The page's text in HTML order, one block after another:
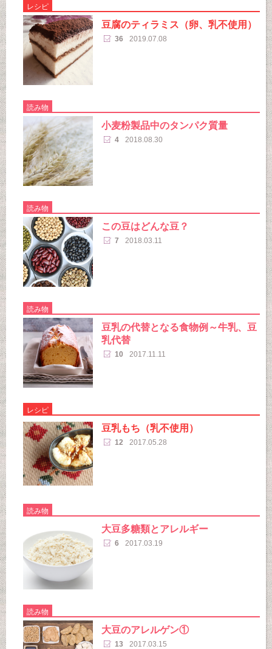
レシピ
豆腐のティラミス（卵、乳不使用）
36 2019.07.08
読み物
小麦粉製品中のタンパク質量
4 2018.08.30
読み物
この豆はどんな豆？
7 2018.03.11
読み物
豆乳の代替となる食物例～牛乳、豆
乳代替
10 2017.11.11
レシピ
豆乳もち（乳不使用）
12 2017.05.28
読み物
大豆多糖類とアレルギー
6 2017.03.19
読み物
大豆のアレルゲン①
13 2017.03.15